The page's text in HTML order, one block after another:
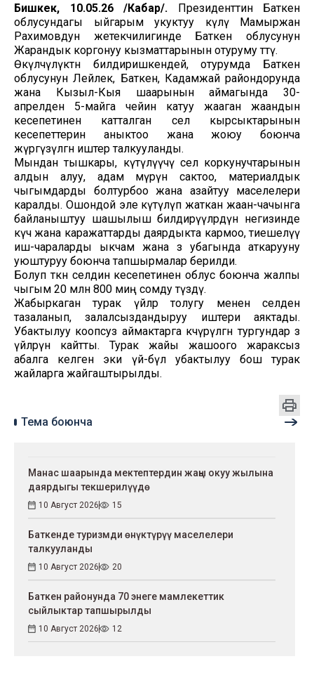
Бишкек, 10.05.26 /Кабар/. Президенттин Баткен
облусундагы ыйгарым укуктуу өкүлү Мамыржан
Рахимовдун жетекчилигинде Баткен облусунун
Жарандык коргонуу кызматтарынын отуруму өттү.
Өкүлчүлүктөн билдиришкендей, отурумда Баткен
облусунун Лейлек, Баткен, Кадамжай райондорунда
жана Кызыл-Кыя шаарынын аймагында 30-
апрелден 5-майга чейин катуу жааган жаандын
кесепетинен катталган сел кырсыктарынын
кесепеттерин аныктоо жана жоюу боюнча
жүргүзүлгөн иштер талкууланды.
Мындан тышкары, күтүлүүчү сел коркунучтарынын
алдын алуу, адам өмүрүн сактоо, материалдык
чыгымдарды болтурбоо жана азайтуу маселелери
каралды. Ошондой эле күтүлүп жаткан жаан-чачынга
байланыштуу шашылыш билдирүүлөрдүн негизинде
күч жана каражаттарды даярдыкта кармоо, тиешелүү
иш-чараларды ыкчам жана өз убагында аткарууну
уюштуруу боюнча тапшырмалар берилди.
Болуп өткөн селдин кесепетинен облус боюнча жалпы
чыгым 20 млн 800 миң сомду түздү.
Жабыркаган турак үйлөр толугу менен селден
тазаланып, залалсыздандыруу иштери аяктады.
Убактылуу коопсуз аймактарга көчүрүлгөн тургундар өз
үйлөрүнө кайтты. Турак жайы жашоого жараксыз
абалга келген эки үй-бүлө убактылуу бош турак
жайларга жайгаштырылды.
Тема боюнча
Манас шаарында мектептердин жаңы окуу жылына
даярдыгы текшерилүүдө
10 Август 2026 15
Баткенде туризмди өнүктүрүү маселелери
талкууланды
10 Август 2026 20
Баткен районунда 70 энеге мамлекеттик
сыйлыктар тапшырылды
10 Август 2026 12